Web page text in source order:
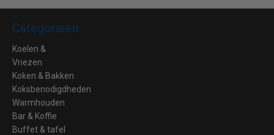
Categorieën
Koelen &
Vriezen
Koken & Bakken
Koksbenodigdheden
Warmhouden
Bar & Koffie
Buffet & tafel